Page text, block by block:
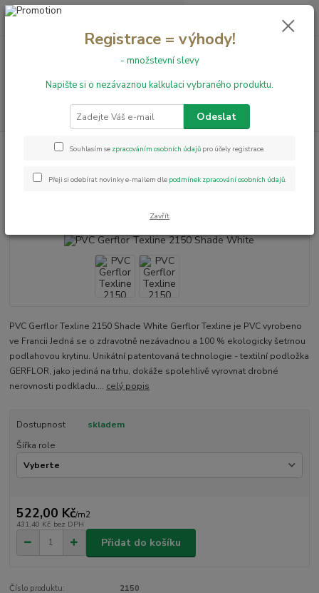
+420 731 199 591 0,00 Kč
PVC podlahy Texline PVC Gerflor Texline 2150 Shade White
PVC Gerflor Texline 2150 Shade
PVC Gerflor Texline 2150 Shade White Gerflor Texline je PVC vyrobeno
ve Francii Jedná se o zdravotně nezávadnou a 100 % ekologicky šetrnou
podlahovou krytinu. Unikátní patentovaná technologie - textilní podložka
GERFLOR, jako jediná na trhu, dokáže spolehlivě vyrovnat drobné
nerovnosti podkladu.... celý popis
Dostupnost
skladem
Šířka role
522,00 Kč/m2
431,40 Kč bez DPH
Přidat do košíku
Číslo produktu:
2150
Registrace = výhody!
- množstevní slevy
Napište si o nezávaznou kalkulaci vybraného produktu.
Odeslat
Souhlasím se zpracováním osobních údajů pro účely registrace.
Přeji si odebírat novinky e-mailem dle podmínek zpracování osobních údajů.
Zavřít